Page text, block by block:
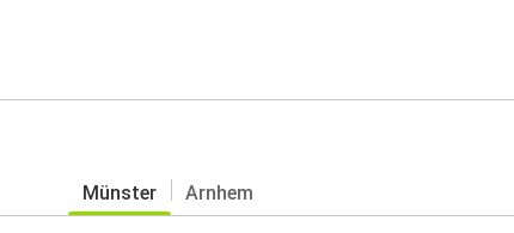
Münster Arnhem